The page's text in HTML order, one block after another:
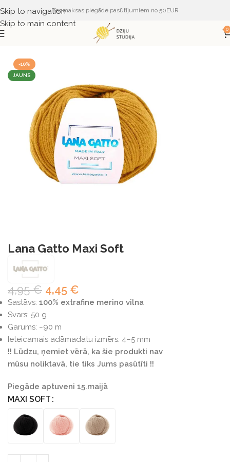
Skip to navigation
Skip to main content
Bezmaksas piegāde pasūtījumiem no 50EUR
0
DZIJA PĒC RAŽOTĀJA
-10%
JAUNS
Lana Gatto Maxi Soft
4,95€ 4,45 €
Sastāvs: 100% extrafine merino vilna
Svars: 50 g
Garums: ~90 m
Ieteicamais adāmadatu izmērs: 4–5 mm
!! Lūdzu, ņemiet vērā, ka šie produkti nav
mūsu noliktavā, tie tiks Jums pasūtīti !!
Piegāde aptuveni 15.maijā
MAXI SOFT